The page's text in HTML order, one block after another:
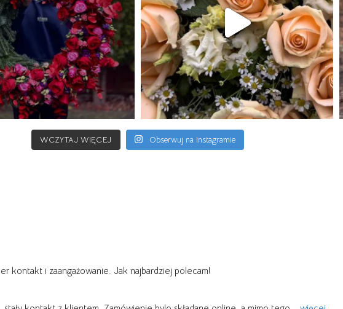
WCZYTAJ WIĘCEJ Obserwuj na Instagramie
kontakt i zaangażowanie. Jak najbardziej polecam!